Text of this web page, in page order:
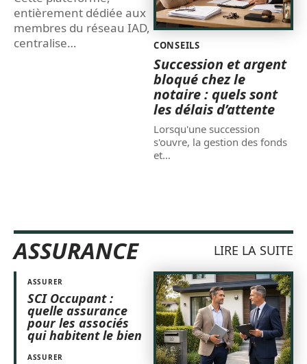
entièrement dédiée aux
membres du réseau IAD,
centralise… CONSEILS
Succession et argent
bloqué chez le
notaire : quels sont
les délais d’attente
Lorsqu'une succession
s'ouvre, la gestion des fonds
et…
ASSURANCE LIRE LA SUITE
ASSURER
SCI Occupant :
quelle assurance
pour les associés
qui habitent le bien
ASSURER